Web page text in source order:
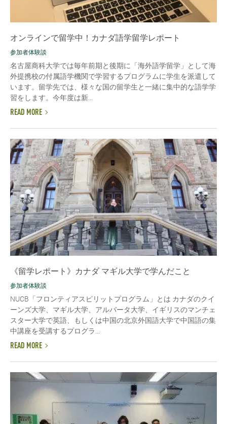
オンラインで留学中！カナダ語学留学レポート
参加者体験談
名古屋商科大学では毎年前期と後期に「海外語学留学」として海
外提携校の付属語学機関で学習するプログラムに学生を派遣して
います。留学先では、様々な国の留学生と一緒に集中的な語学学
習をします。今年度は新...
READ MORE
《留学レポート》カナダ マギル大学で学んだこと
参加者体験談
NUCB「フロンティアスピリットプログラム」とは カナダのクイ
ーンズ大学、マギル大学、アルバータ大学、イギリスのマンチェ
スター大学で英語、もしくは中国の北京外国語大学で中国語の集
中講座を受講するプログラ...
READ MORE